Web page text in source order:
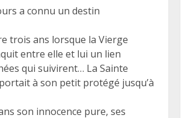
a connu un destin
trois ans lorsque la Vierge
entre elle et lui un lien
qui suivirent… La Sainte
à son petit protégé jusqu’à
son innocence pure, ses